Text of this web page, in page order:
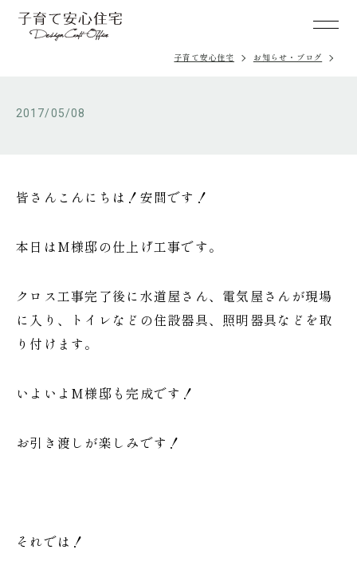
子育て安心住宅 お知らせ・ブログ
2017/05/08
皆さんこんにちは！安間です！
本日はM様邸の仕上げ工事です。
クロス工事完了後に水道屋さん、電気屋さんが現場
に入り、トイレなどの住設器具、照明器具などを取
り付けます。
いよいよM様邸も完成です！
お引き渡しが楽しみです！
それでは！